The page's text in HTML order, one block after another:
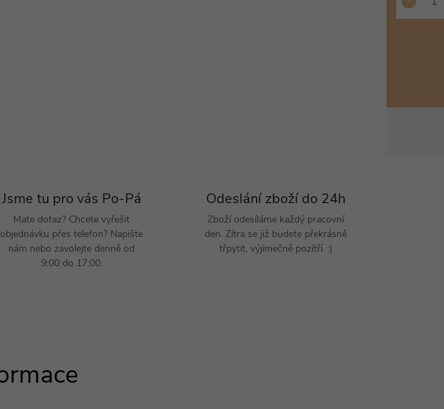
Jsme tu pro vás Po-Pá
Mate dotaz? Chcete vyřešit
objednávku přes telefon? Napište
nám nebo zavolejte denně od
9:00 do 17:00.
Odeslání zboží do 24h
Zboží odesíláme každý pracovní
den. Zítra se již budete překrásně
třpytit, výjimečně pozítří. :)